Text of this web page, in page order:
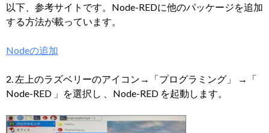
以下、参考サイトです。Node-REDに他のパッケージを追加
する方法が載っています。
Nodeの追加
2. 左上のラズベリーのアイコン→「プログラミング」 →「
Node-RED 」を選択し 、Node-RED を起動します。